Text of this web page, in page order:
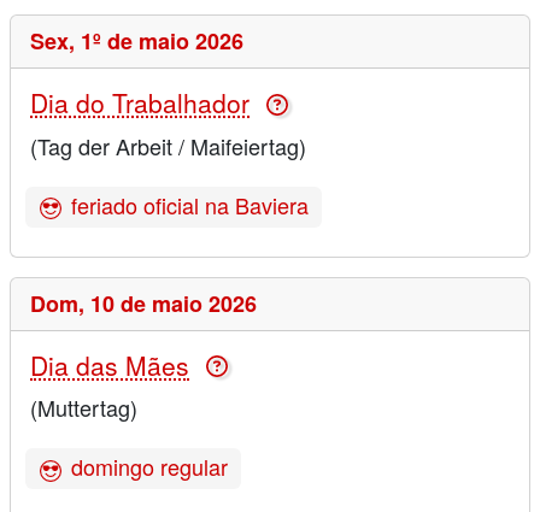
Sex, 1º de maio 2026
Dia do Trabalhador
(Tag der Arbeit / Maifeiertag)
feriado oficial na Baviera
Dom, 10 de maio 2026
Dia das Mães
(Muttertag)
domingo regular